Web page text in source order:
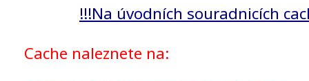
!!!Na úvodních souradnicích
Cache naleznete na: